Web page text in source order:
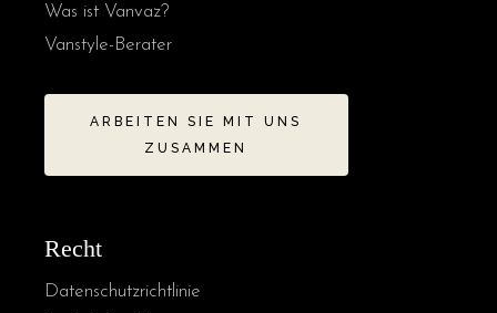
Was ist Vanvaz?
Vanstyle-Berater
ARBEITEN SIE MIT UNS
ZUSAMMEN
Recht
Datenschutzrichtlinie